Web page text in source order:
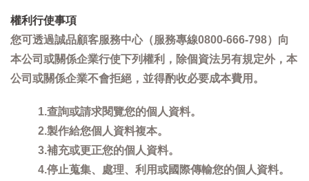
權利行使事項
您可透過誠品顧客服務中心（服務專線0800-666-798）向
本公司或關係企業行使下列權利，除個資法另有規定外，本
公司或關係企業不會拒絕，並得酌收必要成本費用。
1.查詢或請求閱覽您的個人資料。
2.製作給您個人資料複本。
3.補充或更正您的個人資料。
4.停止蒐集、處理、利用或國際傳輸您的個人資料。